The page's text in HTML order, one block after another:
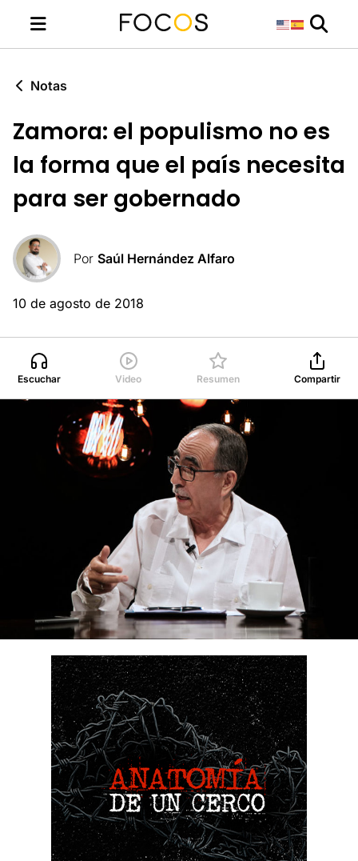
Notas
Zamora: el populismo no es
la forma que el país necesita
para ser gobernado
Por Saúl Hernández Alfaro
10 de agosto de 2018
Escuchar Video Resumen Compartir